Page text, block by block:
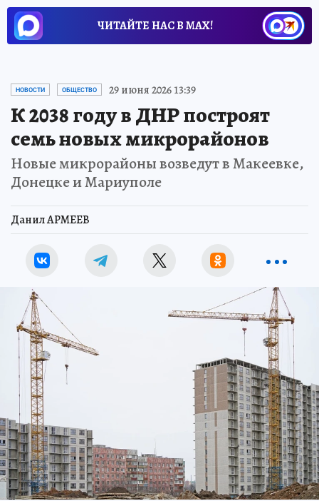
ЧИТАЙТЕ НАС В МАХ!
НОВОСТИ ОБЩЕСТВО 29 июня 2026 13:39
К 2038 году в ДНР построят
семь новых микрорайонов
Новые микрорайоны возведут в Макеевке,
Донецке и Мариуполе
Данил АРМЕЕВ